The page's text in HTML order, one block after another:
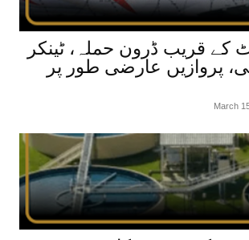
کے قریب ڈرون حملہ، ٹینکر
پروازیں عارضی طور پر
March